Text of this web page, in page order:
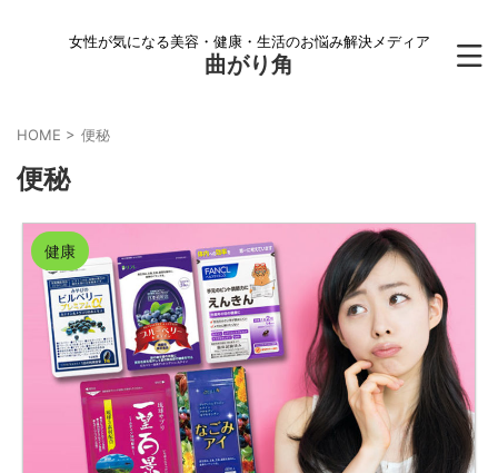
女性が気になる美容・健康・生活のお悩み解決メディア
曲がり角
HOME > 便秘
便秘
健康